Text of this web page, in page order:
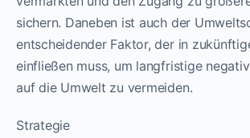
sichern. Daneben ist auch der
entscheidender Faktor, der in
einfließen muss, um langfristige
auf die Umwelt zu vermeiden.
Strategie